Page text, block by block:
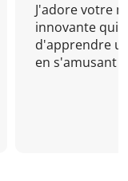
J'adore votre
innovante qui
d'apprendre
en s'amusant !